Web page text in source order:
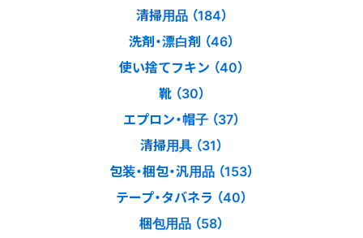
清掃用品 （184）
洗剤・漂白剤 （46）
使い捨てフキン （40）
靴 （30）
エプロン・帽子 （37）
清掃用具 （31）
包装・梱包・汎用品 （153）
テープ・タバネラ （40）
梱包用品 （58）